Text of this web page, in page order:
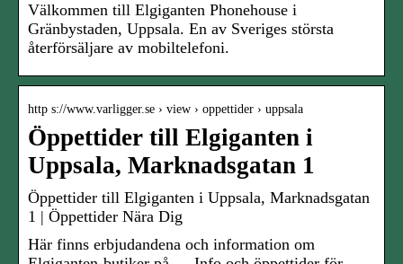
Välkommen till Elgiganten Phonehouse i
Gränbystaden, Uppsala. En av Sveriges största
återförsäljare av mobiltelefoni.
http s://www.varligger.se › view › oppettider › uppsala
Öppettider till Elgiganten i
Uppsala, Marknadsgatan 1
Öppettider till Elgiganten i Uppsala, Marknadsgatan
1 | Öppettider Nära Dig
Här finns erbjudandena och information om